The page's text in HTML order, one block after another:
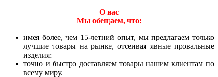
О нас
Мы обещаем, что:
имея более, чем 15-летний опыт, мы предлагаем только
лучшие товары на рынке, отсеивая явные провальные
изделия;
точно и быстро доставляем товары нашим клиентам по
всему миру.